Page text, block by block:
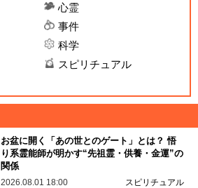
心霊
事件
科学
スピリチュアル
お盆に開く「あの世とのゲート」とは？ 悟
り系霊能師が明かす“先祖霊・供養・金運”の
関係
2026.08.01 18:00
スピリチュアル